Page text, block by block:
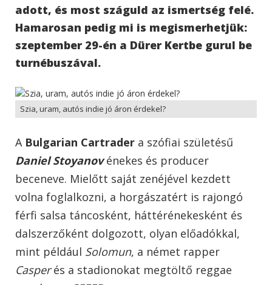
adott, és most száguld az ismertség felé.
Hamarosan pedig mi is megismerhetjük:
szeptember 29-én a Dürer Kertbe gurul be
turnébuszával.
Szia, uram, autós indie jó áron érdekel?
A Bulgarian Cartrader a szófiai születésű
Daniel Stoyanov énekes és producer
beceneve. Mielőtt saját zenéjével kezdett
volna foglalkozni, a horgászatért is rajongó
férfi salsa táncosként, háttérénekesként és
dalszerzőként dolgozott, olyan előadókkal,
mint például Solomun, a német rapper
Casperés a stadionokat megtöltő reggae